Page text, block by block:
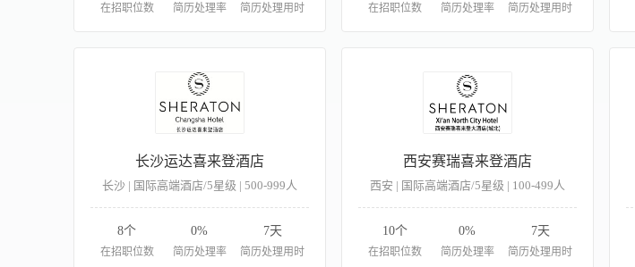
在招职位数 简历处理率 简历处理用时 在招职位数 简历处理率 简历处理用时
长沙运达喜来登酒店
长沙 | 国际高端酒店/5星级 | 500-999人
8个
在招职位数
0%
简历处理率
7天
简历处理用时
西安赛瑞喜来登酒店
西安 | 国际高端酒店/5星级 | 100-499人
10个
在招职位数
0%
简历处理率
7天
简历处理用时